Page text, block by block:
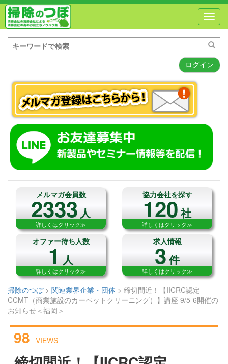
ログイン
メルマガ会員数
2333人
詳しくはクリック≫
協力会社を探す
120社
詳しくはクリック≫
オファー待ち人数
1人
詳しくはクリック≫
求人情報
3件
詳しくはクリック≫
掃除のつぼ> 関連業界企業・団体 > 締切間近！【IICRC認定
CCMT（商業施設のカーペットクリーニング）】講座 9/5-6開催の
お知らせ＜福岡＞
98 VIEWS